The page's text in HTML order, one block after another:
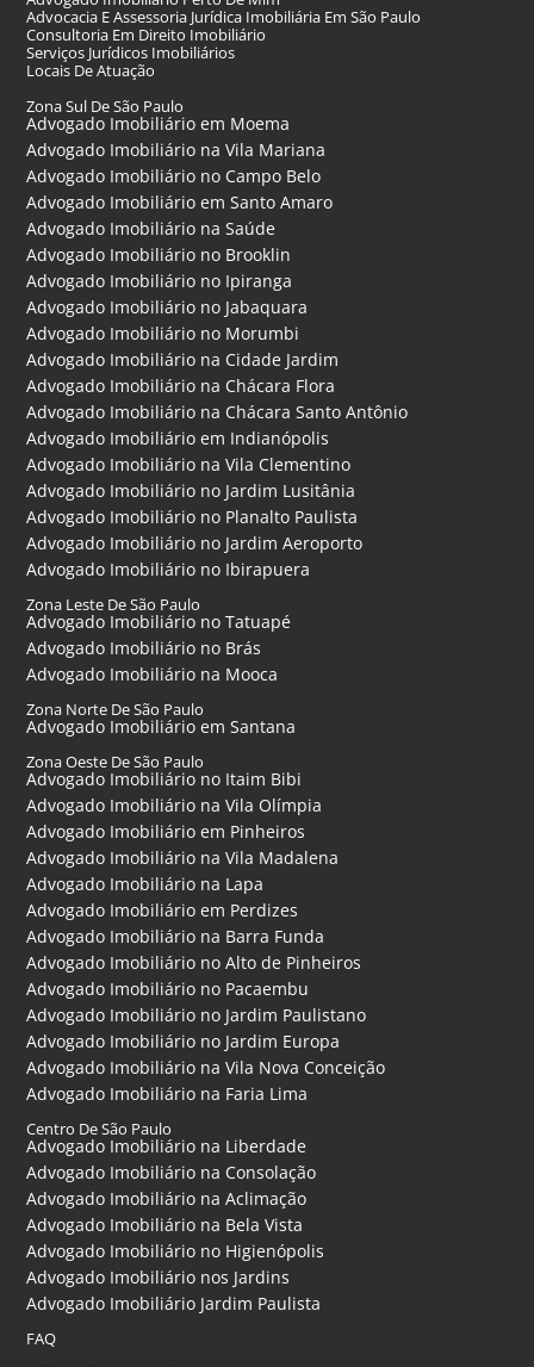
Advocacia E Assessoria Jurídica Imobiliária Em São Paulo
Consultoria Em Direito Imobiliário
Serviços Jurídicos Imobiliários
Locais De Atuação
Zona Sul De São Paulo
Advogado Imobiliário em Moema
Advogado Imobiliário na Vila Mariana
Advogado Imobiliário no Campo Belo
Advogado Imobiliário em Santo Amaro
Advogado Imobiliário na Saúde
Advogado Imobiliário no Brooklin
Advogado Imobiliário no Ipiranga
Advogado Imobiliário no Jabaquara
Advogado Imobiliário no Morumbi
Advogado Imobiliário na Cidade Jardim
Advogado Imobiliário na Chácara Flora
Advogado Imobiliário na Chácara Santo Antônio
Advogado Imobiliário em Indianópolis
Advogado Imobiliário na Vila Clementino
Advogado Imobiliário no Jardim Lusitânia
Advogado Imobiliário no Planalto Paulista
Advogado Imobiliário no Jardim Aeroporto
Advogado Imobiliário no Ibirapuera
Zona Leste De São Paulo
Advogado Imobiliário no Tatuapé
Advogado Imobiliário no Brás
Advogado Imobiliário na Mooca
Zona Norte De São Paulo
Advogado Imobiliário em Santana
Zona Oeste De São Paulo
Advogado Imobiliário no Itaim Bibi
Advogado Imobiliário na Vila Olímpia
Advogado Imobiliário em Pinheiros
Advogado Imobiliário na Vila Madalena
Advogado Imobiliário na Lapa
Advogado Imobiliário em Perdizes
Advogado Imobiliário na Barra Funda
Advogado Imobiliário no Alto de Pinheiros
Advogado Imobiliário no Pacaembu
Advogado Imobiliário no Jardim Paulistano
Advogado Imobiliário no Jardim Europa
Advogado Imobiliário na Vila Nova Conceição
Advogado Imobiliário na Faria Lima
Centro De São Paulo
Advogado Imobiliário na Liberdade
Advogado Imobiliário na Consolação
Advogado Imobiliário na Aclimação
Advogado Imobiliário na Bela Vista
Advogado Imobiliário no Higienópolis
Advogado Imobiliário nos Jardins
Advogado Imobiliário Jardim Paulista
FAQ